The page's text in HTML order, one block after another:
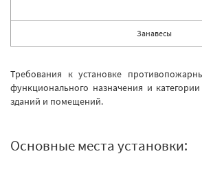
Занавесы
Требования к установке
функционального назначения и
зданий и помещений.
Основные места установки: